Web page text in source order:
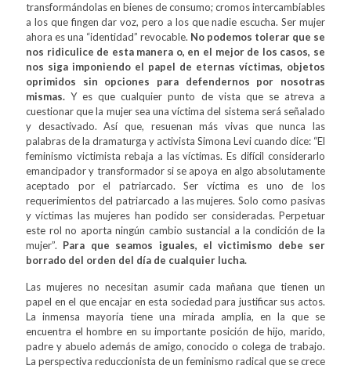
transformándolas en bienes de consumo; cromos intercambiables
a los que fingen dar voz, pero a los que nadie escucha. Ser mujer
ahora es una “identidad” revocable. No podemos tolerar que se
nos ridiculice de esta manera o, en el mejor de los casos, se
nos siga imponiendo el papel de eternas víctimas, objetos
oprimidos sin opciones para defendernos por nosotras
mismas.Y es que cualquier punto de vista que se atreva a
cuestionar que la mujer sea una víctima del sistema será señalado
y desactivado. Así que, resuenan más vivas que nunca las
palabras de la dramaturga y activista Simona Levi cuando dice: “El
feminismo victimista rebaja a las víctimas. Es difícil considerarlo
emancipador y transformador si se apoya en algo absolutamente
aceptado por el patriarcado. Ser víctima es uno de los
requerimientos del patriarcado a las mujeres. Solo como pasivas
y víctimas las mujeres han podido ser consideradas. Perpetuar
este rol no aporta ningún cambio sustancial a la condición de la
mujer”. Para que seamos iguales, el victimismo debe ser
borrado del orden del día de cualquier lucha.
Las mujeres no necesitan asumir cada mañana que tienen un
papel en el que encajar en esta sociedad para justificar sus actos.
La inmensa mayoría tiene una mirada amplia, en la que se
encuentra el hombre en su importante posición de hijo, marido,
padre y abuelo además de amigo, conocido o colega de trabajo.
La perspectiva reduccionista de un feminismo radical que se crece